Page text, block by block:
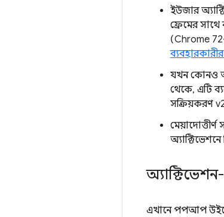
ইউজার
ফ্রেমের সাথে
(Chrome
যখন কোনও
থেকে, এটি
সক্রিয়করণ
এখানে পপআপ